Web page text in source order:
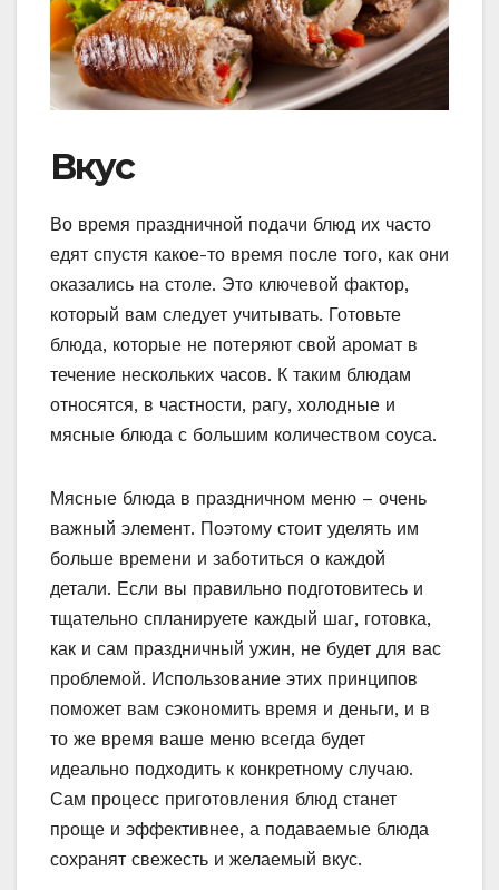
Вкус
Во время праздничной подачи блюд их часто
едят спустя какое-то время после того, как они
оказались на столе. Это ключевой фактор,
который вам следует учитывать. Готовьте
блюда, которые не потеряют свой аромат в
течение нескольких часов. К таким блюдам
относятся, в частности, рагу, холодные и
мясные блюда с большим количеством соуса.
Мясные блюда в праздничном меню – очень
важный элемент. Поэтому стоит уделять им
больше времени и заботиться о каждой
детали. Если вы правильно подготовитесь и
тщательно спланируете каждый шаг, готовка,
как и сам праздничный ужин, не будет для вас
проблемой. Использование этих принципов
поможет вам сэкономить время и деньги, и в
то же время ваше меню всегда будет
идеально подходить к конкретному случаю.
Сам процесс приготовления блюд станет
проще и эффективнее, а подаваемые блюда
сохранят свежесть и желаемый вкус.